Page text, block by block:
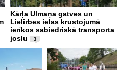
Kārļa Ulmaņa gatves un
Lielirbes ielas krustojumā
ierīkos sabiedriskā transporta
joslu
3